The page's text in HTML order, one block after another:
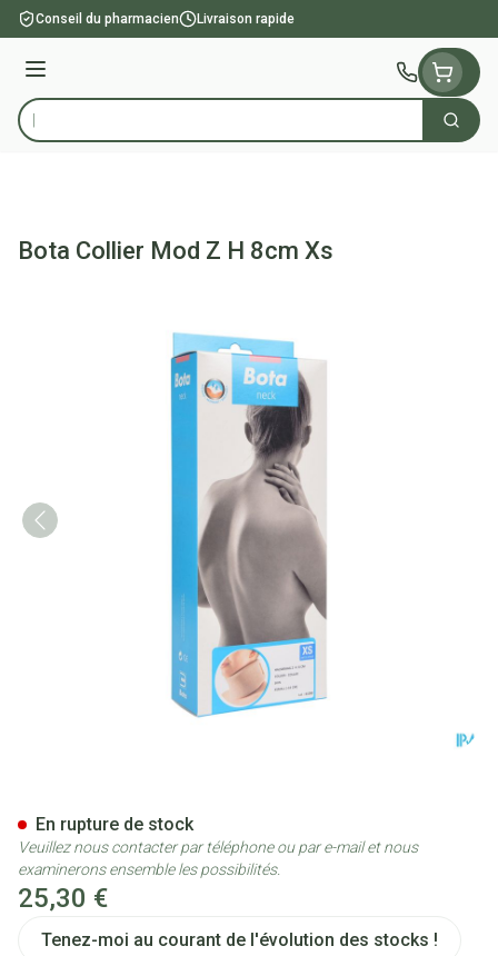
Aller au contenu
Conseil du pharmacien Livraison rapide
Menu
Rechercher
Bota Collier Mod Z H 8cm Xs
25,30 €
Tenez-moi au courant de l'évolution des stocks !
En rupture de stock
Veuillez nous contacter par téléphone ou par e-mail et nous
examinerons ensemble les possibilités.